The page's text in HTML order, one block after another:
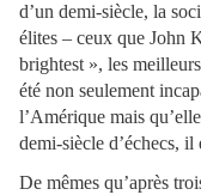
d’un demi-siècle, la
élites – ceux que John
brightest », les
été non seulement
l’Amérique mais
demi-siècle d’échecs, il
De mêmes qu’après